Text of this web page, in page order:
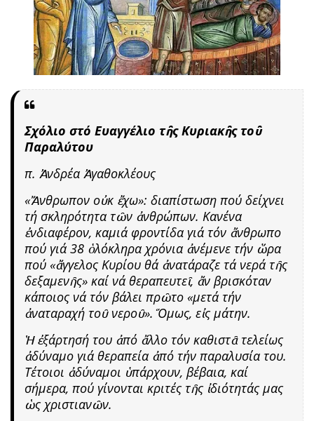
Σχόλιο στό Ευαγγέλιο τῆς Κυριακῆς τοῦ
Παραλύτου
π. Ἀνδρέα Ἀγαθοκλέους
«Ἄνθρωπον οὐκ ἔχω»: διαπίστωση πού δείχνει
τή σκληρότητα τῶν ἀνθρώπων. Κανένα
ἐνδιαφέρον, καμιά φροντίδα γιά τόν ἄνθρωπο
πού γιά 38 ὁλόκληρα χρόνια ἀνέμενε τήν ὥρα
πού «ἄγγελος Κυρίου θά ἀνατάραζε τά νερά τῆς
δεξαμενῆς» καί νά θεραπευτεῖ, ἄν βρισκόταν
κάποιος νά τόν βάλει πρῶτο «μετά τήν
ἀναταραχή τοῦ νεροῦ». Ὅμως, εἰς μάτην.
Ἡ ἐξάρτησή του ἀπό ἄλλο τόν καθιστᾶ τελείως
ἀδύναμο γιά θεραπεία ἀπό τήν παραλυσία του.
Τέτοιοι ἀδύναμοι ὑπάρχουν, βέβαια, καί
σήμερα, πού γίνονται κριτές τῆς ἰδιότητάς μας
ὡς χριστιανῶν.